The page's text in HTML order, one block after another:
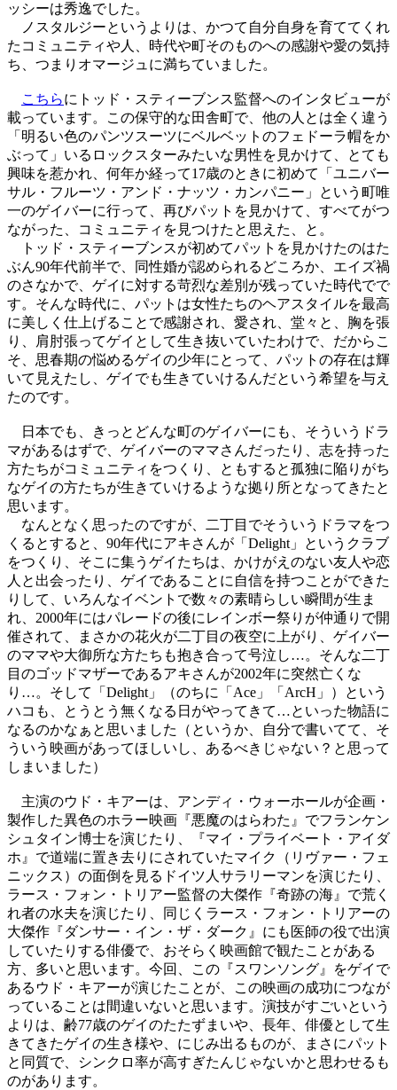
ッシーは秀逸でした。
ノスタルジーというよりは、かつて自分自身を育ててくれ
たコミュニティや人、時代や町そのものへの感謝や愛の気持
ち、つまりオマージュに満ちていました。
こちらにトッド・スティーブンス監督へのインタビューが
載っています。この保守的な田舎町で、他の人とは全く違う
「明るい色のパンツスーツにベルベットのフェドーラ帽をか
ぶって」いるロックスターみたいな男性を見かけて、とても
興味を惹かれ、何年か経って17歳のときに初めて「ユニバー
サル・フルーツ・アンド・ナッツ・カンパニー」という町唯
一のゲイバーに行って、再びパットを見かけて、すべてがつ
ながった、コミュニティを見つけたと思えた、と。
トッド・スティーブンスが初めてパットを見かけたのはた
ぶん90年代前半で、同性婚が認められるどころか、エイズ禍
のさなかで、ゲイに対する苛烈な差別が残っていた時代でで
す。そんな時代に、パットは女性たちのヘアスタイルを最高
に美しく仕上げることで感謝され、愛され、堂々と、胸を張
り、肩肘張ってゲイとして生き抜いていたわけで、だからこ
そ、思春期の悩めるゲイの少年にとって、パットの存在は輝
いて見えたし、ゲイでも生きていけるんだという希望を与え
たのです。
日本でも、きっとどんな町のゲイバーにも、そういうドラ
マがあるはずで、ゲイバーのママさんだったり、志を持った
方たちがコミュニティをつくり、ともすると孤独に陥りがち
なゲイの方たちが生きていけるような拠り所となってきたと
思います。
なんとなく思ったのですが、二丁目でそういうドラマをつ
くるとすると、90年代にアキさんが「Delight」というクラブ
をつくり、そこに集うゲイたちは、かけがえのない友人や恋
人と出会ったり、ゲイであることに自信を持つことができた
りして、いろんなイベントで数々の素晴らしい瞬間が生ま
れ、2000年にはパレードの後にレインボー祭りが仲通りで開
催されて、まさかの花火が二丁目の夜空に上がり、ゲイバー
のママや大御所な方たちも抱き合って号泣し…。そんな二丁
目のゴッドマザーであるアキさんが2002年に突然亡くな
り…。そして「Delight」（のちに「Ace」「ArcH」）という
ハコも、とうとう無くなる日がやってきて…といった物語に
なるのかなぁと思いました（というか、自分で書いてて、そ
ういう映画があってほしいし、あるべきじゃない？と思って
しまいました）
主演のウド・キアーは、アンディ・ウォーホールが企画・
製作した異色のホラー映画『悪魔のはらわた』でフランケン
シュタイン博士を演じたり、『マイ・プライベート・アイダ
ホ』で道端に置き去りにされていたマイク（リヴァー・フェ
ニックス）の面倒を見るドイツ人サラリーマンを演じたり、
ラース・フォン・トリアー監督の大傑作『奇跡の海』で荒く
れ者の水夫を演じたり、同じくラース・フォン・トリアーの
大傑作『ダンサー・イン・ザ・ダーク』にも医師の役で出演
していたりする俳優で、おそらく映画館で観たことがある
方、多いと思います。今回、この『スワンソング』をゲイで
あるウド・キアーが演じたことが、この映画の成功につなが
っていることは間違いないと思います。演技がすごいという
よりは、齢77歳のゲイのたたずまいや、長年、俳優として生
きてきたゲイの生き様や、にじみ出るものが、まさにパット
と同質で、シンクロ率が高すぎたんじゃないかと思わせるも
のがあります。